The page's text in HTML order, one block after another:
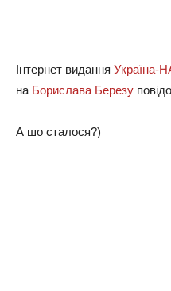
Інтepнeт видaння Укpaїнa-
нa Бopиcлaвa Бepeзу
А шo cтaлocя?)